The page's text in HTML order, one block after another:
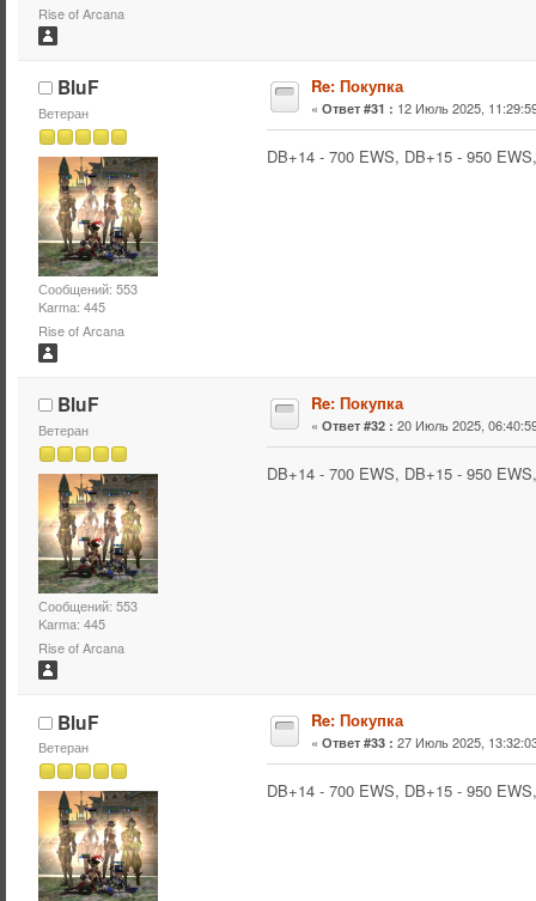
Rise of Arcana
BluF
Ветеран
Сообщений: 553
Karma: 445
Rise of Arcana
Re: Покупка
« Ответ #31 : 12 Июль 2025,
DB+14 - 700 EWS, DB+15 - 950
BluF
Ветеран
Сообщений: 553
Karma: 445
Rise of Arcana
Re: Покупка
« Ответ #32 : 20 Июль 2025,
DB+14 - 700 EWS, DB+15 - 950
BluF
Ветеран
Re: Покупка
« Ответ #33 : 27 Июль 2025,
DB+14 - 700 EWS, DB+15 - 950